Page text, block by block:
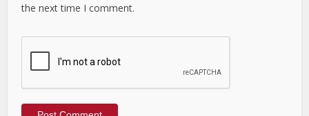
the next time I comment.